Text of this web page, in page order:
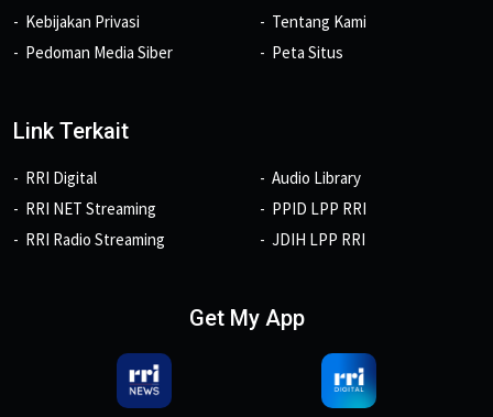
Kebijakan Privasi
Pedoman Media Siber
Tentang Kami
Peta Situs
Link Terkait
RRI Digital
RRI NET Streaming
RRI Radio Streaming
Audio Library
PPID LPP RRI
JDIH LPP RRI
Get My App